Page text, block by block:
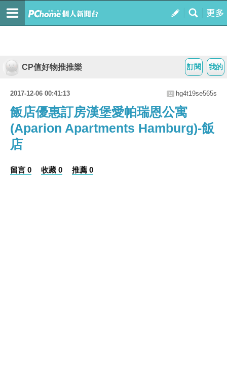
我的
訂閱
CP值好物推推樂
2017-12-06 00:41:13 hg4t19se565s
飯店優惠訂房漢堡愛帕瑞恩公寓
(Aparion Apartments Hamburg)-飯
店
留言 0 收藏 0 推薦 0